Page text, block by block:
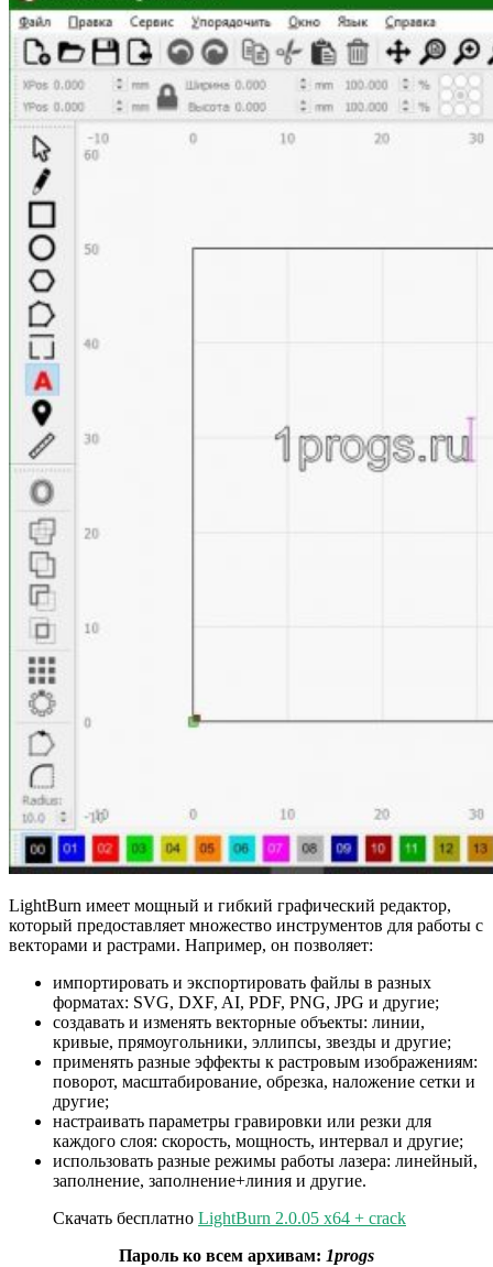
LightBurn имеет мощный и гибкий графический редактор,
который предоставляет множество инструментов для работы с
векторами и растрами. Например, он позволяет:
импортировать и экспортировать файлы в разных
форматах: SVG, DXF, AI, PDF, PNG, JPG и другие;
создавать и изменять векторные объекты: линии,
кривые, прямоугольники, эллипсы, звезды и другие;
применять разные эффекты к растровым изображениям:
поворот, масштабирование, обрезка, наложение сетки и
другие;
настраивать параметры гравировки или резки для
каждого слоя: скорость, мощность, интервал и другие;
использовать разные режимы работы лазера: линейный,
заполнение, заполнение+линия и другие.
Скачать бесплатно LightBurn 2.0.05 x64 + crack
Пароль ко всем архивам: 1progs